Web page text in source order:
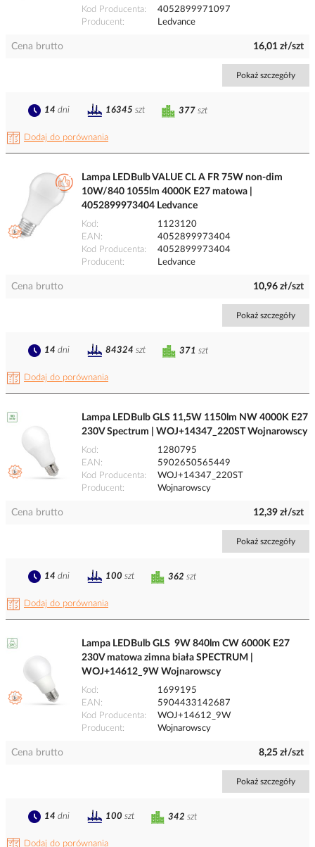
Kod Producenta
4052899971097
Producent
Ledvance
Cena brutto 16,01 zł/szt
Pokaż szczegóły
Dodaj do porównania
377 szt
14 dni 16345 szt
Lampa LEDBulb VALUE CL A FR 75W non-dim
10W/840 1055lm 4000K E27 matowa |
4052899973404 Ledvance
Kod
1123120
EAN
4052899973404
Kod Producenta
4052899973404
Producent
Ledvance
Cena brutto 10,96 zł/szt
Pokaż szczegóły
Dodaj do porównania
371 szt
14 dni 84324 szt
Lampa LEDBulb GLS 11,5W 1150lm NW 4000K E27
230V Spectrum | WOJ+14347_220ST Wojnarowscy
Kod
1280795
EAN
5902650565449
Kod Producenta
WOJ+14347_220ST
Producent
Wojnarowscy
Cena brutto 12,39 zł/szt
Pokaż szczegóły
Dodaj do porównania
362 szt
14 dni 100 szt
Lampa LEDBulb GLS 9W 840lm CW 6000K E27
230V matowa zimna biała SPECTRUM |
WOJ+14612_9W Wojnarowscy
Kod
1699195
EAN
5904433142687
Kod Producenta
WOJ+14612_9W
Producent
Wojnarowscy
Cena brutto 8,25 zł/szt
Pokaż szczegóły
Dodaj do porównania
342 szt
14 dni 100 szt